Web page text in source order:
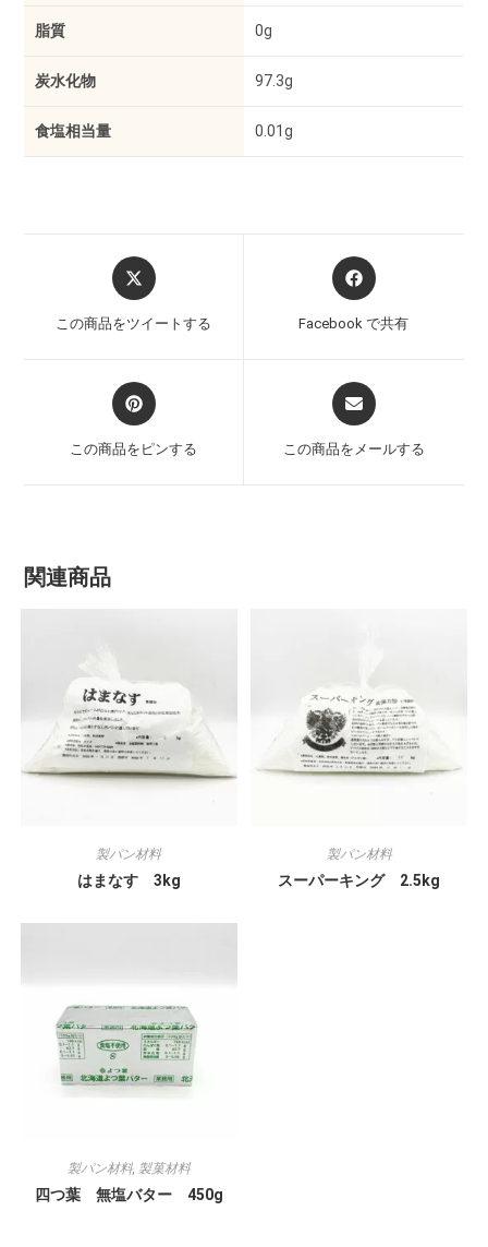
脂質 0g
炭水化物 97.3g
食塩相当量 0.01g
この商品をツイートする Facebook で共有
この商品をピンする この商品をメールする
関連商品
製パン材料
はまなす 3kg
製パン材料
スーパーキング 2.5kg
製パン材料, 製菓材料
四つ葉 無塩バター 450g